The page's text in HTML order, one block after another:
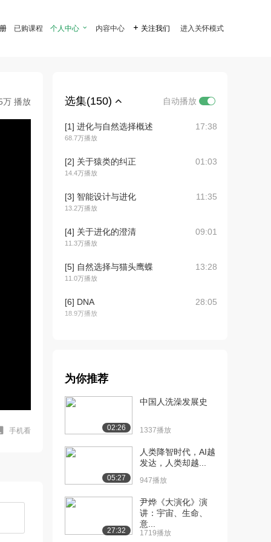
已购课程 个人中心  内容中心  关注我们 进入关怀模式
万 播放
手机看
选集(150) 自动播放
[1] 进化与自然选择概述
68.7万播放
17:38
[2] 关于猿类的纠正
14.4万播放
01:03
[3] 智能设计与进化
13.2万播放
11:35
[4] 关于进化的澄清
11.3万播放
09:01
[5] 自然选择与猫头鹰蝶
11.0万播放
13:28
[6] DNA
18.9万播放
28:05
[8] 染色体,染色单体,染色
质等
12.0万播放
性繁殖
11.6万播放
[10] 有丝分裂的过程 20:41
[11] 减数分裂 27:23
为你推荐
02:26
中国人洗澡发展史
1337播放
05:27
人类降智时代，AI越
发达，人类却越...
947播放
27:32
尹烨《大演化》演
讲：宇宙、生命、
意...
1719播放